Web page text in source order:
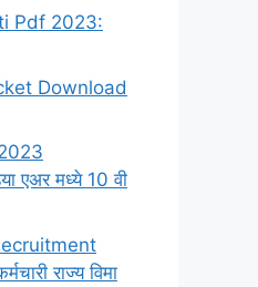
Pdf 2023:
Download
एअर मध्ये 10 वी
राज्य विमा